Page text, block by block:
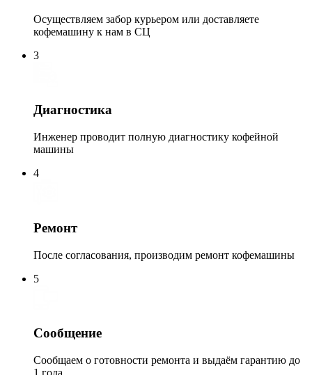
Осуществляем забор курьером или доставляете
кофемашину к нам в СЦ
3
Диагностика
Инженер проводит полную диагностику кофейной
машины
4
Ремонт
После согласования, производим ремонт кофемашины
5
Сообщение
Сообщаем о готовности ремонта и выдаём гарантию до
1 года